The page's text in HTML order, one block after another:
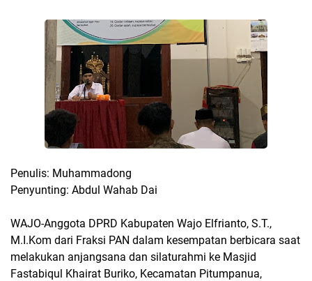
Penulis: Muhammadong
Penyunting: Abdul Wahab Dai
WAJO-Anggota DPRD Kabupaten Wajo Elfrianto, S.T.,
M.I.Kom dari Fraksi PAN dalam kesempatan berbicara saat
melakukan anjangsana dan silaturahmi ke Masjid
Fastabiqul Khairat Buriko, Kecamatan Pitumpanua,